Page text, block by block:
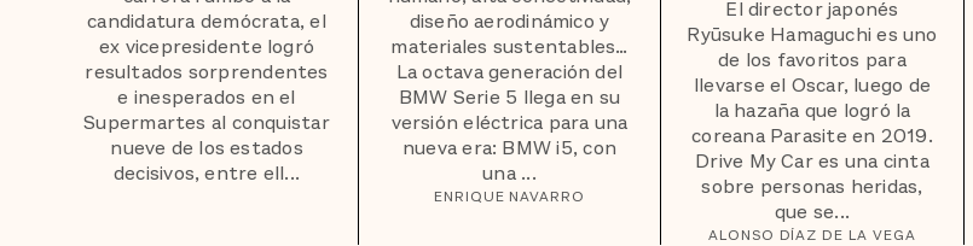
candidatura demócrata, el
ex vicepresidente logró
resultados sorprendentes
e inesperados en el
Supermartes al conquistar
nueve de los estados
decisivos, entre ell...
diseño aerodinámico y
materiales sustentables…
La octava generación del
BMW Serie 5 llega en su
versión eléctrica para una
nueva era: BMW i5, con
una ...
ENRIQUE NAVARRO
El director japonés
Ryūsuke Hamaguchi es uno
de los favoritos para
llevarse el Oscar, luego de
la hazaña que logró la
coreana Parasite en 2019.
Drive My Car es una cinta
sobre personas heridas,
que se...
ALONSO DÍAZ DE LA VEGA